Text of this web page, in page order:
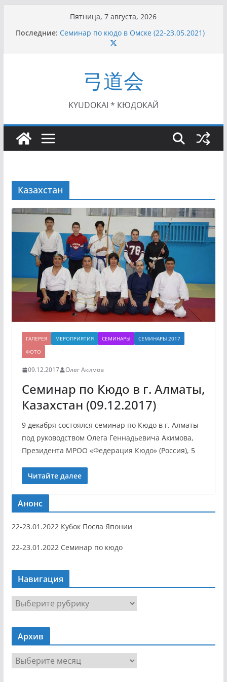
содержимому
Пятница, 7 августа, 2026
Последние: Семинар по кюдо в Омске (22-23.05.2021)
Чемпионат Росcии, Дёмино (2-5.09.2021)
II Кубок Посла Японии в России по Кюдо,
Орёл (25.07.2021)
I этап Кубка Московской области по Кюдо /
Сейдокан II (27.06.2021)
弓道会
KYUDOKAI * КЮДОКАЙ
Казахстан
ГАЛЕРЕЯ МЕРОПРИЯТИЯ СЕМИНАРЫ
СЕМИНАРЫ 2017
ФОТО
09.12.2017 Олег Акимов
Семинар по Кюдо в г. Алматы,
Казахстан (09.12.2017)
9 декабря состоялся семинар по Кюдо в г. Алматы
под руководством Олега Геннадьевича Акимова,
Президента МРОО «Федерация Кюдо» (Россия), 5
Читайте далее
Анонс
22-23.01.2022 Кубок Посла Японии
22-23.01.2022 Семинар по кюдо
Навигация
Н
в
г
Архив